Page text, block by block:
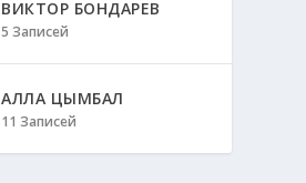
ВИКТОР БОНДАРЕВ
5 Записей
АЛЛА ЦЫМБАЛ
11 Записей